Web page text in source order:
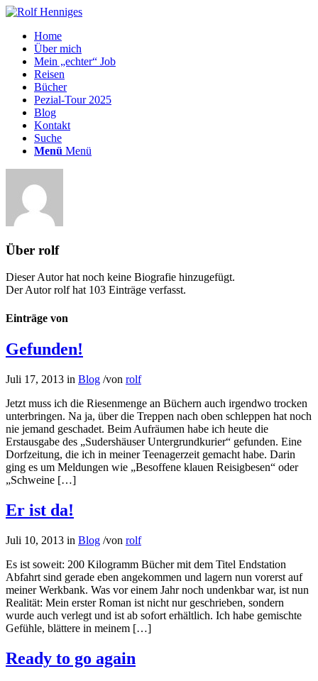
Home
Über mich
Mein „echter“ Job
Reisen
Bücher
Pezial-Tour 2025
Blog
Kontakt
Suche
Menü Menü
Über rolf
Dieser Autor hat noch keine Biografie hinzugefügt.
Der Autorrolfhat 103 Einträge verfasst.
Einträge von
Gefunden!
Juli 17, 2013 in Blog /von rolf
Jetzt muss ich die Riesenmenge an Büchern auch irgendwo trocken
unterbringen. Na ja, über die Treppen nach oben schleppen hat noch
nie jemand geschadet. Beim Aufräumen habe ich heute die
Erstausgabe des „Sudershäuser Untergrundkurier“ gefunden. Eine
Dorfzeitung, die ich in meiner Teenagerzeit gemacht habe. Darin
ging es um Meldungen wie „Besoffene klauen Reisigbesen“ oder
„Schweine […]
Er ist da!
Juli 10, 2013 in Blog /von rolf
Es ist soweit: 200 Kilogramm Bücher mit dem Titel Endstation
Abfahrt sind gerade eben angekommen und lagern nun vorerst auf
meiner Werkbank. Was vor einem Jahr noch undenkbar war, ist nun
Realität: Mein erster Roman ist nicht nur geschrieben, sondern
wurde auch verlegt und ist ab sofort erhältlich. Ich habe gemischte
Gefühle, blättere in meinem […]
Ready to go again